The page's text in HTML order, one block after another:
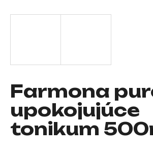
Farmona
upokojujúce
tonikum
á
?
HĽADAŤ